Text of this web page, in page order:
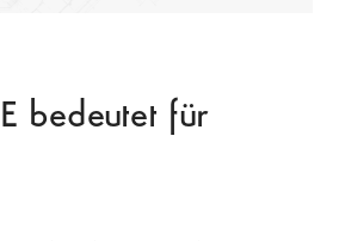
bedeutet für